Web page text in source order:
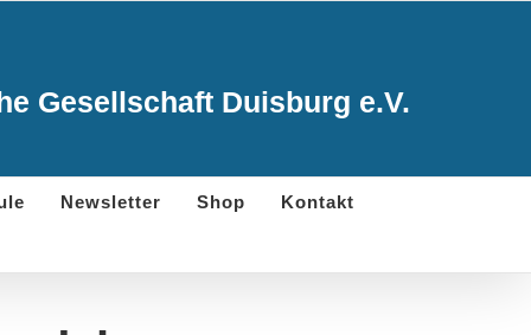
Gesellschaft Duisburg e.V.
Newsletter Shop Kontakt